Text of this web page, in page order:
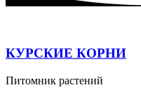
КУРСКИЕ КОРНИ
Питомник растений